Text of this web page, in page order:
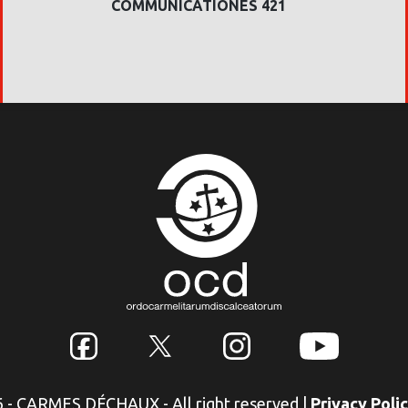
COMMUNICATIONES 421
CARMES DÉCHAUX - All right reserved Privacy